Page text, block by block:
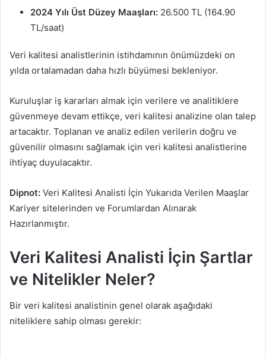
2024 Yılı Üst Düzey Maaşları: 26.500 TL (164.90
TL/saat)
Veri kalitesi analistlerinin istihdamının önümüzdeki on
yılda ortalamadan daha hızlı büyümesi bekleniyor.
Kuruluşlar iş kararları almak için verilere ve analitiklere
güvenmeye devam ettikçe, veri kalitesi analizine olan talep
artacaktır. Toplanan ve analiz edilen verilerin doğru ve
güvenilir olmasını sağlamak için veri kalitesi analistlerine
ihtiyaç duyulacaktır.
Dipnot: Veri Kalitesi Analisti İçin Yukarıda Verilen Maaşlar
Kariyer sitelerinden ve Forumlardan Alınarak
Hazırlanmıştır.
Veri Kalitesi Analisti İçin Şartlar
ve Nitelikler Neler?
Bir veri kalitesi analistinin genel olarak aşağıdaki
niteliklere sahip olması gerekir: